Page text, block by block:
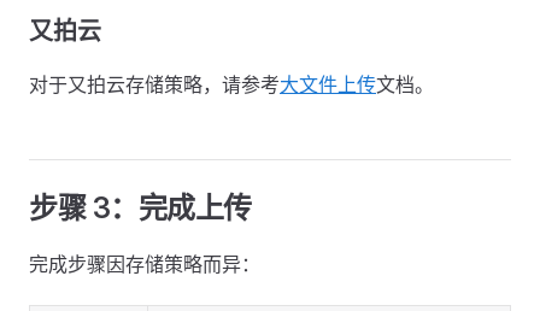
又拍云
对于又拍云存储策略，请参考大文件上传文档。
步骤 3：完成上传
完成步骤因存储策略而异：